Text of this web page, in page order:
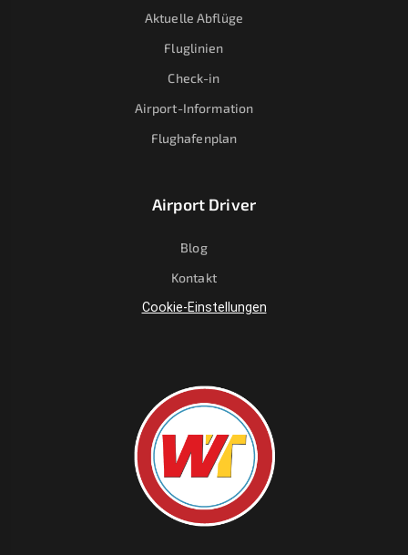
Aktuelle Abflüge
Fluglinien
Check-in
Airport-Information
Flughafenplan
Airport Driver
Blog
Kontakt
Cookie-Einstellungen